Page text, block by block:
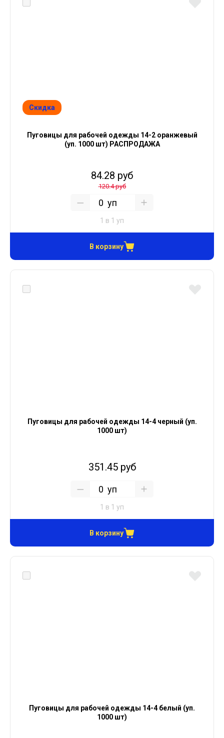
Скидка
Пуговицы для рабочей одежды 14-2 оранжевый
(уп. 1000 шт) РАСПРОДАЖА
84.28 руб
120.4 руб
уп
1 в 1 уп
В корзину
Пуговицы для рабочей одежды 14-4 черный (уп.
1000 шт)
351.45 руб
уп
1 в 1 уп
В корзину
Пуговицы для рабочей одежды 14-4 белый (уп.
1000 шт)